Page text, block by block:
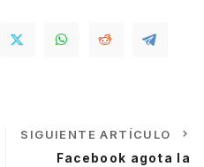
SIGUIENTE ARTÍCULO
Facebook agota la